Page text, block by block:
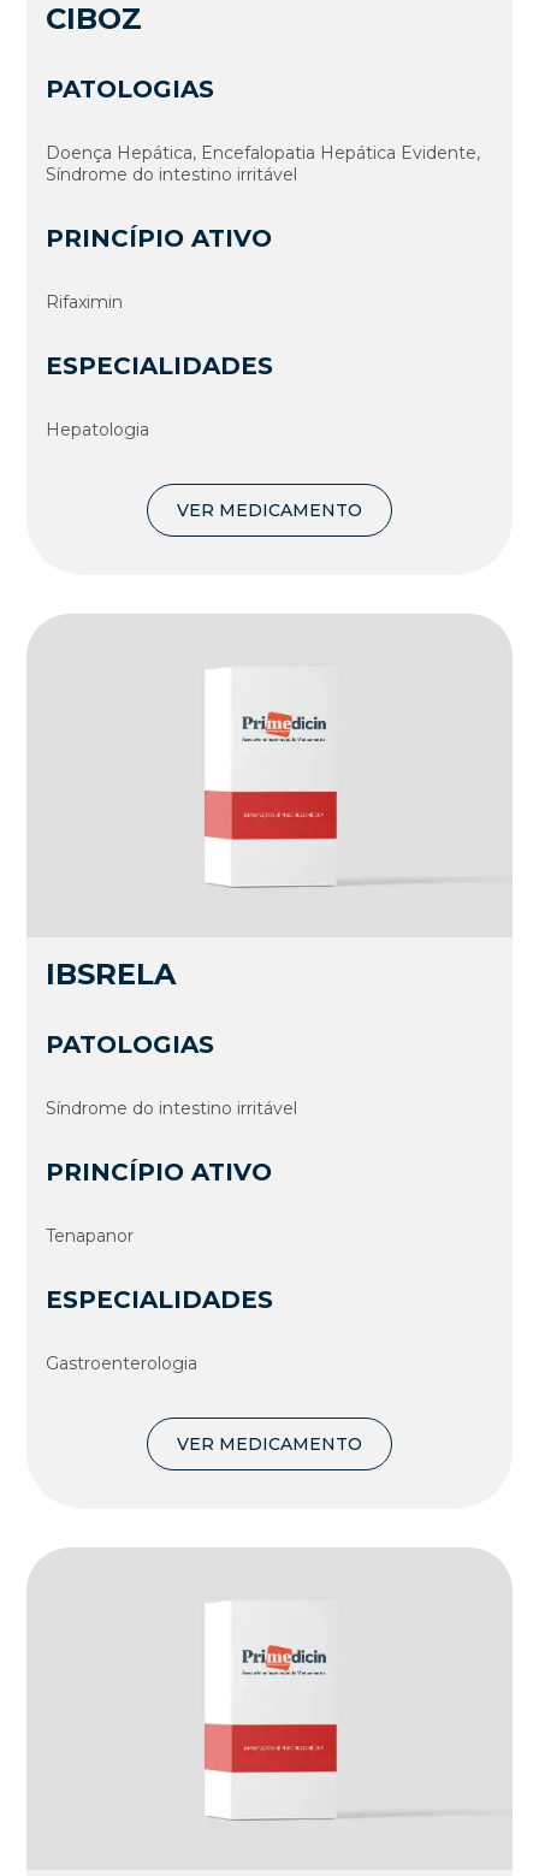
CIBOZ
PATOLOGIAS
Doença Hepática, Encefalopatia Hepática Evidente,
Sí­ndrome do intestino irritável
PRINCÍPIO ATIVO
Rifaximin
ESPECIALIDADES
Hepatologia
VER MEDICAMENTO
IBSRELA
PATOLOGIAS
Sí­ndrome do intestino irritável
PRINCÍPIO ATIVO
Tenapanor
ESPECIALIDADES
Gastroenterologia
VER MEDICAMENTO